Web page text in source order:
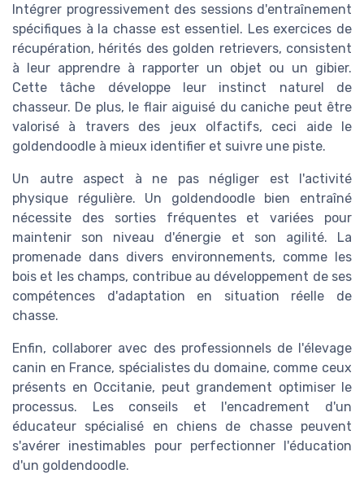
Intégrer progressivement des sessions d'entraînement
spécifiques à la chasse est essentiel. Les exercices de
récupération, hérités des golden retrievers, consistent
à leur apprendre à rapporter un objet ou un gibier.
Cette tâche développe leur instinct naturel de
chasseur. De plus, le flair aiguisé du caniche peut être
valorisé à travers des jeux olfactifs, ceci aide le
goldendoodle à mieux identifier et suivre une piste.
Un autre aspect à ne pas négliger est l'activité
physique régulière. Un goldendoodle bien entraîné
nécessite des sorties fréquentes et variées pour
maintenir son niveau d'énergie et son agilité. La
promenade dans divers environnements, comme les
bois et les champs, contribue au développement de ses
compétences d'adaptation en situation réelle de
chasse.
Enfin, collaborer avec des professionnels de l'élevage
canin en France, spécialistes du domaine, comme ceux
présents en Occitanie, peut grandement optimiser le
processus. Les conseils et l'encadrement d'un
éducateur spécialisé en chiens de chasse peuvent
s'avérer inestimables pour perfectionner l'éducation
d'un goldendoodle.